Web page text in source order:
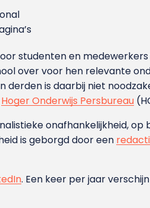
studenten en medewerkers
over voor hen relevante
is daarbij niet
Hoger Onderwijs Persbureau
onafhankelijkheid, op
is geborgd door een
. Een keer per jaar